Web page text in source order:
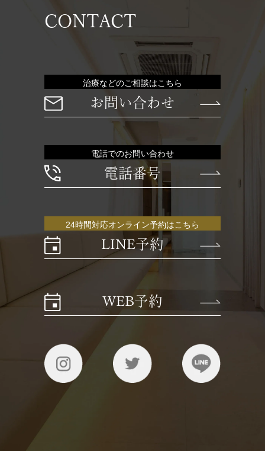
CONTACT
治療などのご相談はこちら
お問い合わせ
電話でのお問い合わせ
電話番号
24時間対応オンライン予約はこちら
LINE予約
WEB予約